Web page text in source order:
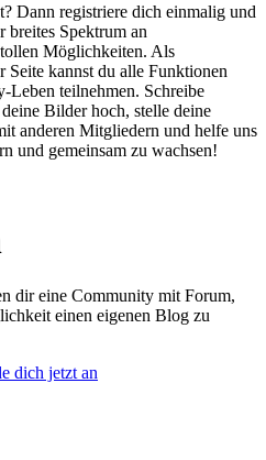
Dann registriere dich einmalig und
breites Spektrum an
Möglichkeiten. Als
Seite kannst du alle Funktionen
Leben teilnehmen. Schreibe
Bilder hoch, stelle deine
anderen Mitgliedern und helfe uns
und gemeinsam zu wachsen!
dir eine Community mit Forum,
einen eigenen Blog zu
dich jetzt an